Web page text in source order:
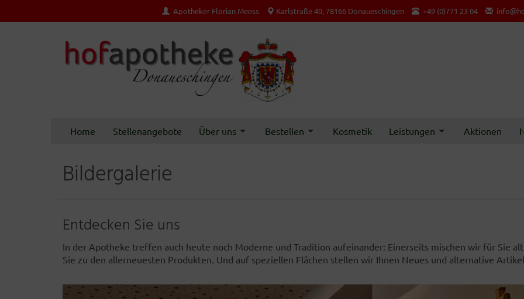
Apotheker Florian Meess Karlstraße 40, 78166 Donaueschingen +49 (0)771 23 04
Home Stellenangebote Über uns Bestellen Kosmetik Leistungen Aktionen
Bildergalerie
Entdecken Sie uns
In der Apotheke treffen auch heute noch Moderne und Tradition aufeinander: Einerseits mischen wir für Sie
Sie zu den allerneuesten Produkten. Und auf speziellen Flächen stellen wir Ihnen Neues und alternative